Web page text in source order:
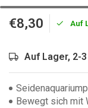
€8,30 Auf
Auf Lager, 2-
Bewegt sich mit